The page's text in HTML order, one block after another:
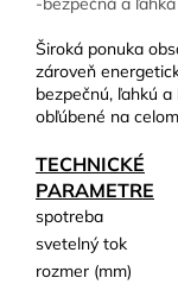
Široká ponuka
zároveň
bezpečnú, ľahkú
obľúbené na celom
TECHNICKÉ
PARAMETRE
spotreba
svetelný tok
rozmer (mm)